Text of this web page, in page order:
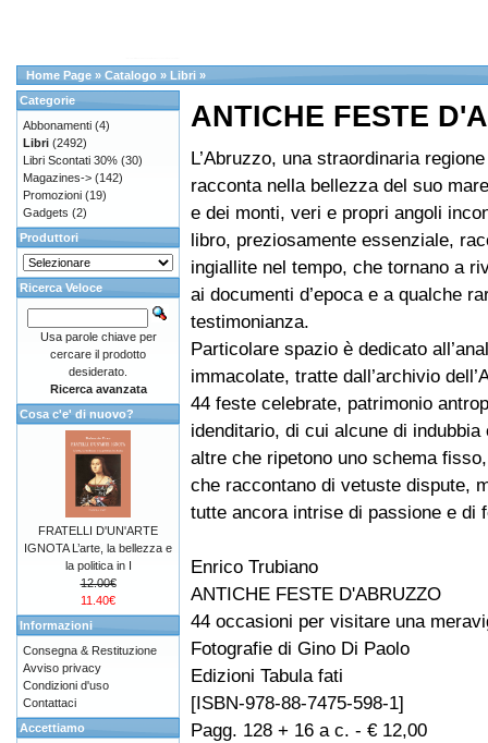
Home Page » Catalogo » Libri »
ANTICHE FESTE
L’Abruzzo, una straordinaria
racconta nella bellezza del suo
e dei monti, veri e propri angoli
libro, preziosamente essenziale,
ingiallite nel tempo, che tornano a
ai documenti d’epoca e a qualche
testimonianza.
Particolare spazio è dedicato
immacolate, tratte dall’archivio
44 feste celebrate, patrimonio
idenditario, di cui alcune di indubbia
altre che ripetono uno schema
che raccontano di vetuste dispute,
tutte ancora intrise di passione e di
Enrico Trubiano
ANTICHE FESTE D'ABRUZZO
44 occasioni per visitare una
Fotografie di Gino Di Paolo
Edizioni Tabula fati
[ISBN-978-88-7475-598-1]
Pagg. 128 + 16 a c. - € 12,00
Categorie
Abbonamenti (4)
Libri (2492)
Libri Scontati 30% (30)
Magazines-> (142)
Promozioni (19)
Gadgets (2)
Produttori
Ricerca Veloce
Usa parole chiave per
cercare il prodotto
desiderato.
Ricerca avanzata
Cosa c'e' di nuovo?
FRATELLI D'UN'ARTE
IGNOTA L’arte, la bellezza e
la politica in I
12.00€
11.40€
Informazioni
Consegna & Restituzione
Avviso privacy
Condizioni d'uso
Contattaci
Accettiamo